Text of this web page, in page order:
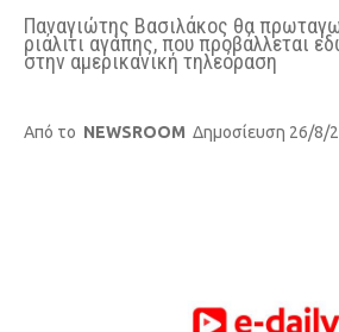
Podcasts
Viral
Παναγιώτης Βασιλάκος θα
ριάλιτι αγάπης, που προβάλλεται
στην αμερικανική τηλεόραση
Από το NEWSROOM Δημοσίευση 26/8/